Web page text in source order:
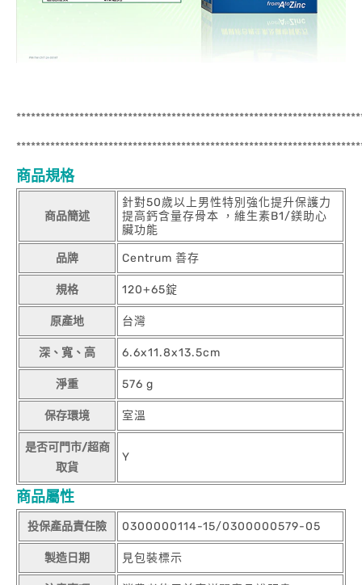
商品規格
商品簡述
針對50歲以上男性特別強化提升保護力
提高鈣含量存骨本 ，維生素B1/鎂助心
臟功能
品牌 Centrum 善存
規格 120+65錠
原產地 台灣
深、寬、高 6.6x11.8x13.5cm
淨重 576 g
保存環境 室溫
是否可門市/超商
取貨
Y
商品屬性
投保產品責任險 0300000114-15/0300000579-05
製造日期 見包裝標示